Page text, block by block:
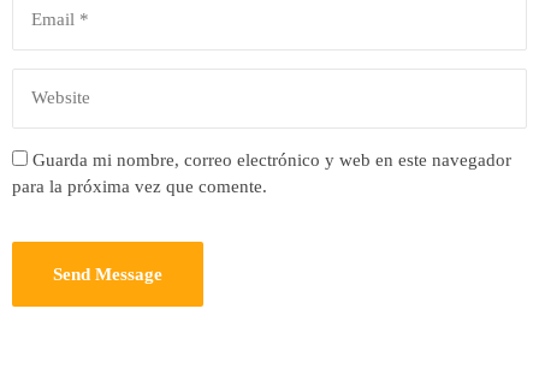
Guarda mi nombre, correo electrónico y web en este navegador
para la próxima vez que comente.